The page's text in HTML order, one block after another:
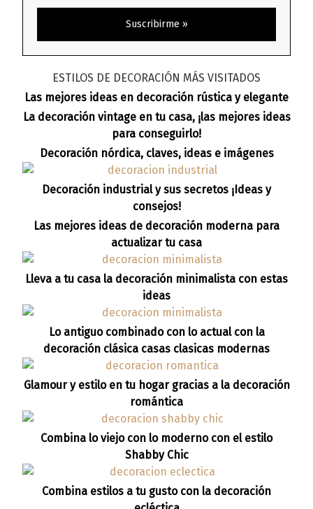
ESTILOS DE DECORACIÓN MÁS VISITADOS
Las mejores ideas en decoración rústica y elegante
La decoración vintage en tu casa, ¡las mejores ideas
para conseguirlo!
Decoración nórdica, claves, ideas e imágenes
Decoración industrial y sus secretos ¡Ideas y
consejos!
Las mejores ideas de decoración moderna para
actualizar tu casa
Lleva a tu casa la decoración minimalista con estas
ideas
Lo antiguo combinado con lo actual con la
decoración clásica casas clasicas modernas
Glamour y estilo en tu hogar gracias a la decoración
romántica
Combina lo viejo con lo moderno con el estilo
Shabby Chic
Combina estilos a tu gusto con la decoración